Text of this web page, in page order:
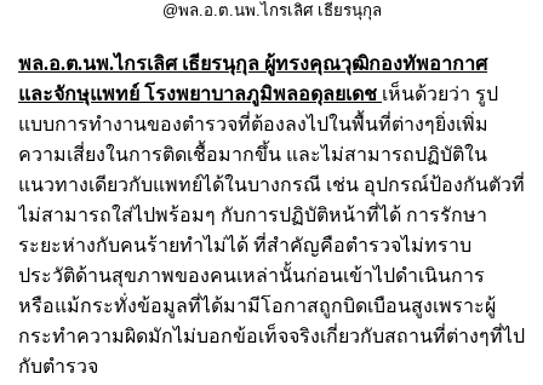
@พล.อ.ต.นพ.ไกรเลิศ เธียรนุกุล
พล.อ.ต.นพ.ไกรเลิศ เธียรนุกุล ผู้ทรงคุณวุฒิกองทัพอากาศ
และจักษุแพทย์ โรงพยาบาลภูมิพลอดุลยเดช เห็นด้วยว่า รูป
แบบการทำงานของตำรวจที่ต้องลงไปในพื้นที่ต่างๆยิ่งเพิ่ม
ความเสี่ยงในการติดเชื้อมากขึ้น และไม่สามารถปฏิบัติใน
แนวทางเดียวกับแพทย์ได้ในบางกรณี เช่น อุปกรณ์ป้องกันตัวที่
ไม่สามารถใส่ไปพร้อมๆ กับการปฏิบัติหน้าที่ได้ การรักษา
ระยะห่างกับคนร้ายทำไม่ได้ ที่สำคัญคือตำรวจไม่ทราบ
ประวัติด้านสุขภาพของคนเหล่านั้นก่อนเข้าไปดำเนินการ
หรือแม้กระทั่งข้อมูลที่ได้มามีโอกาสถูกบิดเบือนสูงเพราะผู้
กระทำความผิดมักไม่บอกข้อเท็จจริงเกี่ยวกับสถานที่ต่างๆที่ไป
กับตำรวจ